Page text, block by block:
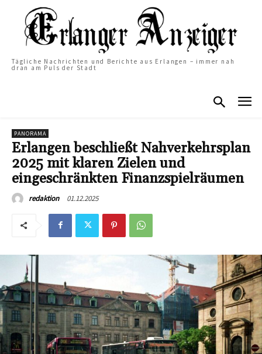
Tägliche Nachrichten und Berichte aus Erlangen – immer nah
dran am Puls der Stadt
PANORAMA
Erlangen beschließt Nahverkehrsplan
2025 mit klaren Zielen und
eingeschränkten Finanzspielräumen
redaktion 01.12.2025